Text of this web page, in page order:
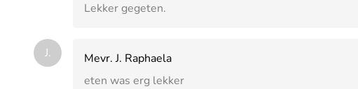
Lekker gegeten.
J.
Mevr. J. Raphaela
eten was erg lekker